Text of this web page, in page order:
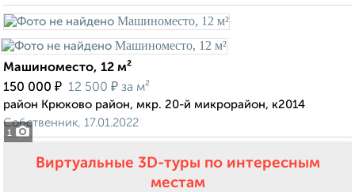
1
Машиноместо, 12 м²
150 000 ₽ 12 500 ₽ за м²
район Крюково район, мкр. 20-й микрорайон, к2014
Собственник, 17.01.2022
Виртуальные 3D-туры по интересным
местам